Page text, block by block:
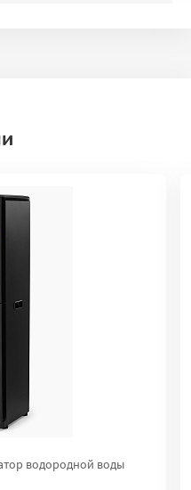
водородной воды